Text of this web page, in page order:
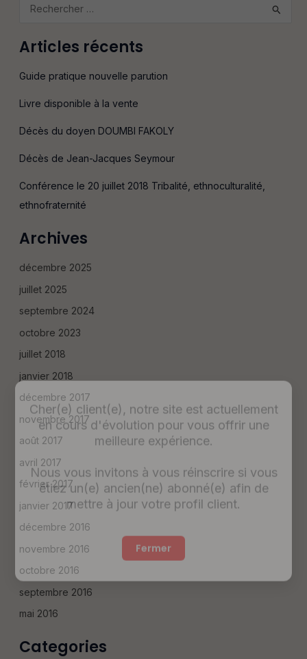
Cher(e) client(e), notre site est actuellement
en cours d'évolution pour vous offrir une
meilleure expérience.
Nous vous invitons à vous réinscrire si vous
étiez un(e) ancien(ne) abonné(e) afin de
mettre à jour votre profil client.
Fermer
c
r
c
e
r
Articles récents
Guide pratique nouvelle parution
Livre disponible à la vente
Décès du doyen DOUMBI FAKOLY
Décès de Jean-Jacques Seymour
Conférence le 20 juillet 2018 Tribalité, ethnoculturalité,
ethnofraternité
Archives
décembre 2025
juillet 2025
septembre 2024
octobre 2023
juillet 2018
janvier 2018
décembre 2017
novembre 2017
août 2017
avril 2017
février 2017
janvier 2017
décembre 2016
novembre 2016
octobre 2016
septembre 2016
mai 2016
Categories